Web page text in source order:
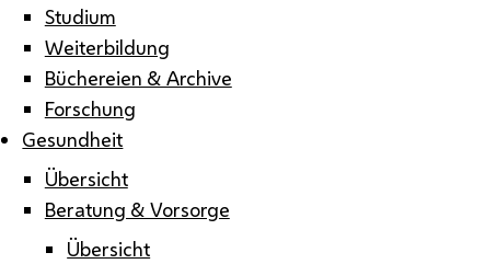
Studium
Weiterbildung
Büchereien & Archive
Forschung
Gesundheit
Übersicht
Beratung & Vorsorge
Übersicht